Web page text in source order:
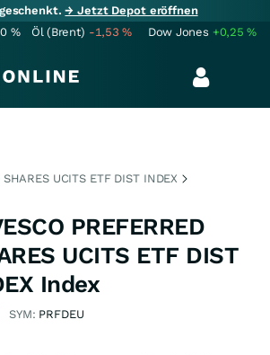
→ Jetzt Depot eröffnen
% Öl (Brent) -1,53% Dow Jones +0,25%
UCITS ETF DIST INDEX
PREFERRED
UCITS ETF DIST
Index
SYM: PRFDEU